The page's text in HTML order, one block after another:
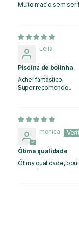
Muito macio sem ser
Leila
Piscina de bolinha
Achei fantástico.
Super recomendo..
monica
Ótima qualidade
Ótima qualidade,